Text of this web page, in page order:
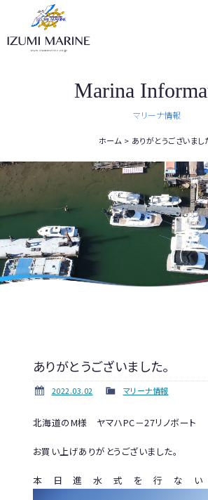
Marina
マリーナ情報
ホーム ありがとうございまし
ありがとうございました。
2022.03.02 マリーナ情報
北海道のM様 ヤマハPC－27リノボート
お買い上げありがとうございました。
本日進水式を行な